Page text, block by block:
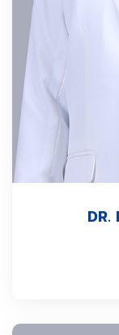
DR.